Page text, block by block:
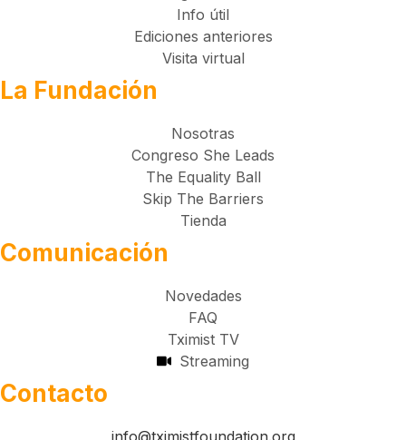
Info útil
Ediciones anteriores
Visita virtual
La Fundación
Nosotras
Congreso She Leads
The Equality Ball
Skip The Barriers
Tienda
Comunicación
Novedades
FAQ
Tximist TV
Streaming
Contacto
info@tximistfoundation.org